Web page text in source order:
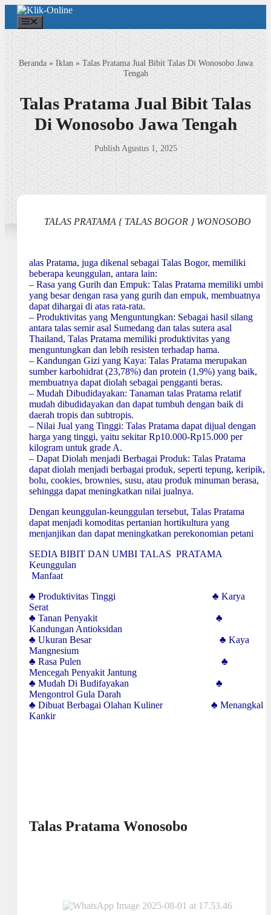
Langsung
isi
Beranda» Iklan» Talas Pratama Jual Bibit Talas Di Wonosobo Jawa
Tengah
Talas Pratama Jual Bibit Talas
Di Wonosobo Jawa Tengah
Publish Agustus 1, 2025
TALAS PRATAMA { TALAS BOGOR } WONOSOBO
alas Pratama, juga dikenal sebagai Talas Bogor, memiliki
beberapa keunggulan, antara lain:
– Rasa yang Gurih dan Empuk: Talas Pratama memiliki umbi
yang besar dengan rasa yang gurih dan empuk, membuatnya
dapat dihargai di atas rata-rata.
– Produktivitas yang Menguntungkan: Sebagai hasil silang
antara talas semir asal Sumedang dan talas sutera asal
Thailand, Talas Pratama memiliki produktivitas yang
menguntungkan dan lebih resisten terhadap hama.
– Kandungan Gizi yang Kaya: Talas Pratama merupakan
sumber karbohidrat (23,78%) dan protein (1,9%) yang baik,
membuatnya dapat diolah sebagai pengganti beras.
– Mudah Dibudidayakan: Tanaman talas Pratama relatif
mudah dibudidayakan dan dapat tumbuh dengan baik di
daerah tropis dan subtropis.
– Nilai Jual yang Tinggi: Talas Pratama dapat dijual dengan
harga yang tinggi, yaitu sekitar Rp10.000-Rp15.000 per
kilogram untuk grade A.
– Dapat Diolah menjadi Berbagai Produk: Talas Pratama
dapat diolah menjadi berbagai produk, seperti tepung, keripik,
bolu, cookies, brownies, susu, atau produk minuman berasa,
sehingga dapat meningkatkan nilai jualnya.
Dengan keunggulan-keunggulan tersebut, Talas Pratama
dapat menjadi komoditas pertanian hortikultura yang
menjanjikan dan dapat meningkatkan perekonomian petani
SEDIA BIBIT DAN UMBI TALAS PRATAMA
Keunggulan
Manfaat
♣ Produktivitas Tinggi ♣ Karya
Serat
♣ Tanan Penyakit ♣
Kandungan Antioksidan
♣ Ukuran Besar ♣ Kaya
Mangnesium
♣ Rasa Pulen ♣
Mencegah Penyakit Jantung
♣ Mudah Di Budifayakan ♣
Mengontrol Gula Darah
♣ Dibuat Berbagai Olahan Kuliner ♣ Menangkal
Kankir
Talas Pratama Wonosobo